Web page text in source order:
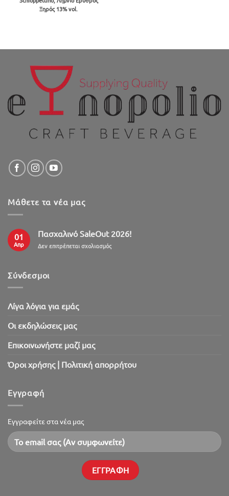
was:
€19.84.
τιμή
είναι:
Ξηρός 13% vol.
Μάθετε τα νέα μας
01
Απρ
Πασχαλινό SaleOut 2026!
Δεν επιτρέπεται σχολιασμόςστο
Σύνδεσμοι
Λίγα λόγια για εμάς
Oι εκδηλώσεις μας
Επικοινωνήστε μαζί μας
Όροι χρήσης | Πολιτική απορρήτου
Εγγραφή
Εγγραφείτε στα νέα μας